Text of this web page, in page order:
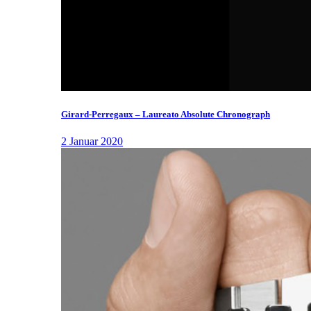
Girard-Perregaux – Laureato Absolute Chronograph
2 Januar 2020